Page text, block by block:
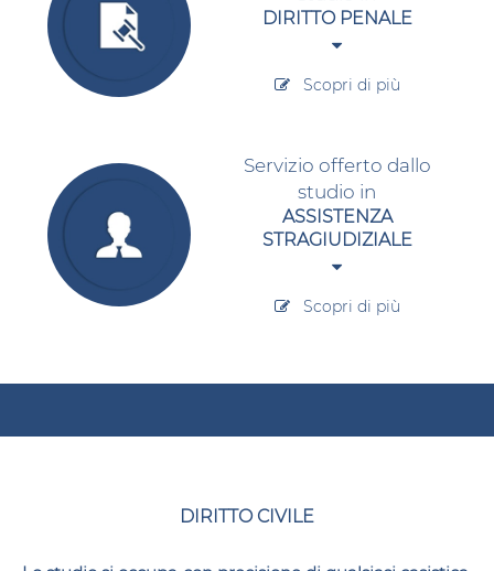
DIRITTO PENALE
Scopri di più
Servizio offerto dallo
studio in
ASSISTENZA
STRAGIUDIZIALE
Scopri di più
DIRITTO CIVILE